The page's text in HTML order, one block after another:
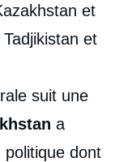
et
Tadjikistan et
suit une
a
dont